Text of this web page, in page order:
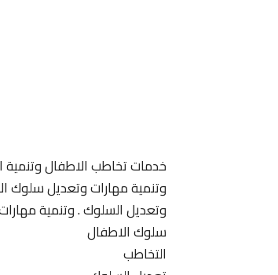
خدمات تخاطب الاطفال
وتنمية مهارات وتعديل سلوك
وتعديل السلوك . وتنمية
سلوك الاطفال
التخاطب